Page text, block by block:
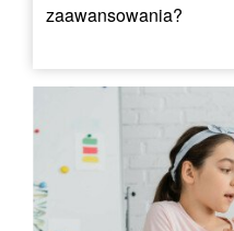
zaawansowania?